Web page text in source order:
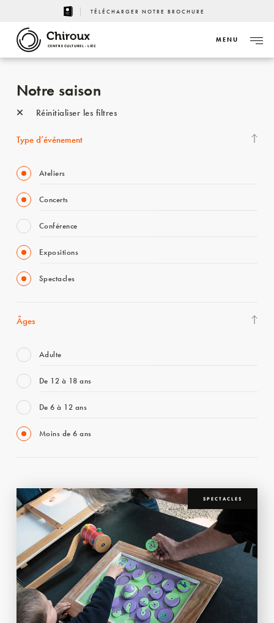
TÉLÉCHARGER NOTRE BROCHURE
CENTRE CULTUREL - LIÈGE
MENU
Notre saison
Réinitialiser les filtres
Type d’événement
Ateliers
Concerts
Conférence
Expositions
Spectacles
Âges
Adulte
De 12 à 18 ans
De 6 à 12 ans
Moins de 6 ans
SPECTACLES